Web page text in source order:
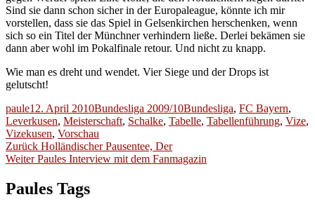
Sind sie dann schon sicher in der Europaleague, könnte ich mir
vorstellen, dass sie das Spiel in Gelsenkirchen herschenken, wenn
sich so ein Titel der Münchner verhindern ließe. Derlei bekämen sie
dann aber wohl im Pokalfinale retour. Und nicht zu knapp.
Wie man es dreht und wendet. Vier Siege und der Drops ist
gelutscht!
Autor
pauleVeröffentlicht
am
12. April 2010Kategorien
Bundesliga 2009/10Schlagwörter
Bundesliga, FC Bayern,
Leverkusen, Meisterschaft, Schalke, Tabelle, Tabellenführung, Vize,
Vizekusen, Vorschau
Beitragsnavigation
Zurück Vorheriger
Beitrag:
Holländischer Pausentee, Der
Weiter Nächster
Paules Interview mit dem Fanmagazin
Paules Tags